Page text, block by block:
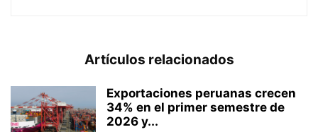
Artículos relacionados
Exportaciones peruanas crecen
34% en el primer semestre de
2026 y...